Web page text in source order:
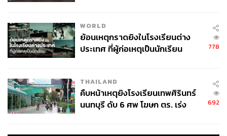
WORLD
ย้อนเหตุกราดยิงในโรงเรียนต่าง
ประเทศ ที่ผู้ก่อเหตุเป็นนักเรียน
778
THAILAND
คืบหน้าเหตุยิงโรงเรียนเทพศิรินทร์
นนทบุรี ดับ 6 ศพ โฆษก ตร. เร่ง
692